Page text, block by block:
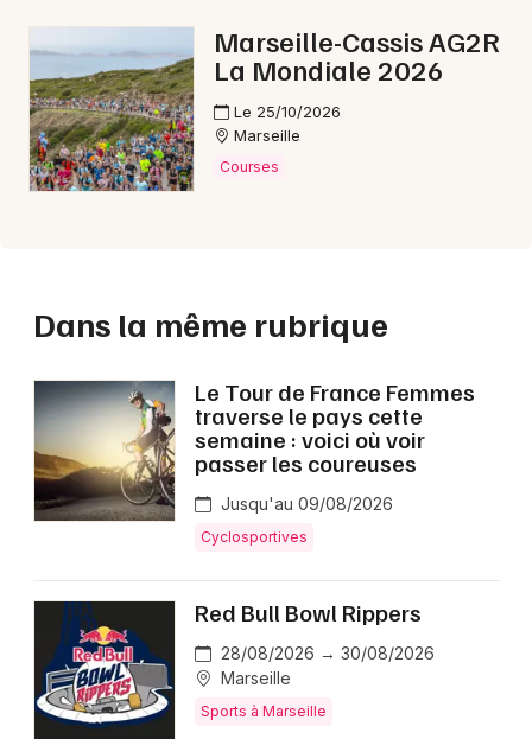
Marseille-Cassis AG2R
La Mondiale 2026
Le 25/10/2026
Marseille
Courses
Dans la même rubrique
Le Tour de France Femmes
traverse le pays cette
semaine : voici où voir
passer les coureuses
Jusqu'au 09/08/2026
Cyclosportives
Red Bull Bowl Rippers
28/08/2026 → 30/08/2026
Marseille
Sports à Marseille